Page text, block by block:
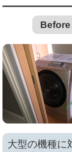
Before
大型の機種に